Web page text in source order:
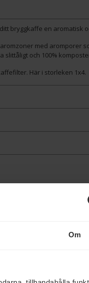
Om
bryggkaffe en aromatisk
med aromporer
slittåligt och 100%
Här i storleken 1x4.